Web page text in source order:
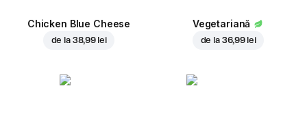
Chicken Blue Cheese
de la 38,99 lei
Vegetariană
de la 36,99 lei